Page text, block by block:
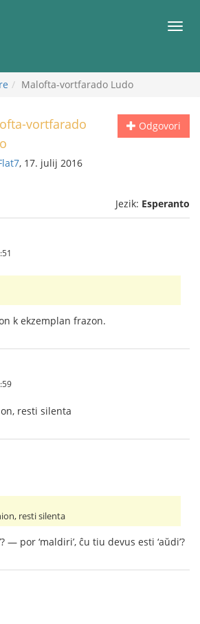
Meni
Malofta-vortfarado Ludo
Odgovori
vortfarado
, 17. julij 2016
Jezik: Esperanto
k ekzemplan frazon.
resti silenta
resti silenta
— por ‘maldiri’, ĉu tiu devus esti ‘aŭdi’?